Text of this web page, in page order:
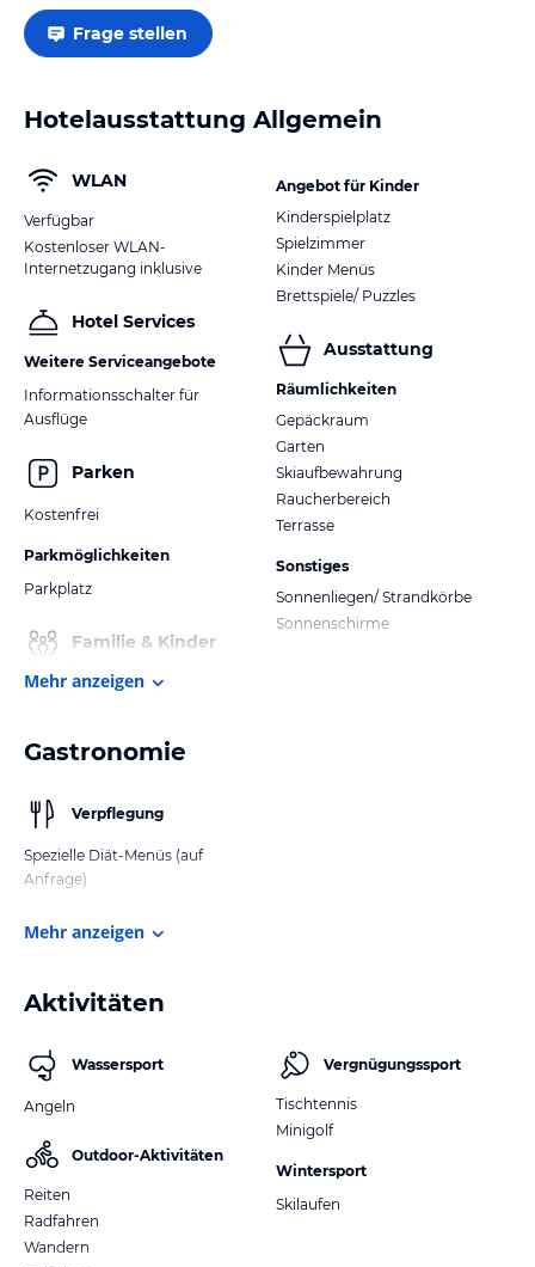
Frage stellen
Hotelausstattung Allgemein
WLAN
Verfügbar
Kostenloser WLAN-
Internetzugang inklusive
Hotel Services
Weitere Serviceangebote
Informationsschalter für
Ausflüge
Parken
Kostenfrei
Parkmöglichkeiten
Parkplatz
Familie & Kinder
Angebot für Kinder
Kinderspielplatz
Spielzimmer
Kinder Menüs
Brettspiele/ Puzzles
Ausstattung
Räumlichkeiten
Gepäckraum
Garten
Skiaufbewahrung
Raucherbereich
Terrasse
Sonstiges
Sonnenliegen/ Strandkörbe
Sonnenschirme
Mehr anzeigen
Gastronomie
Verpflegung
Spezielle Diät-Menüs (auf
Anfrage)
Mehr anzeigen
Aktivitäten
Wassersport
Angeln
Outdoor-Aktivitäten
Reiten
Radfahren
Wandern
Vergnügungssport
Tischtennis
Minigolf
Wintersport
Skilaufen